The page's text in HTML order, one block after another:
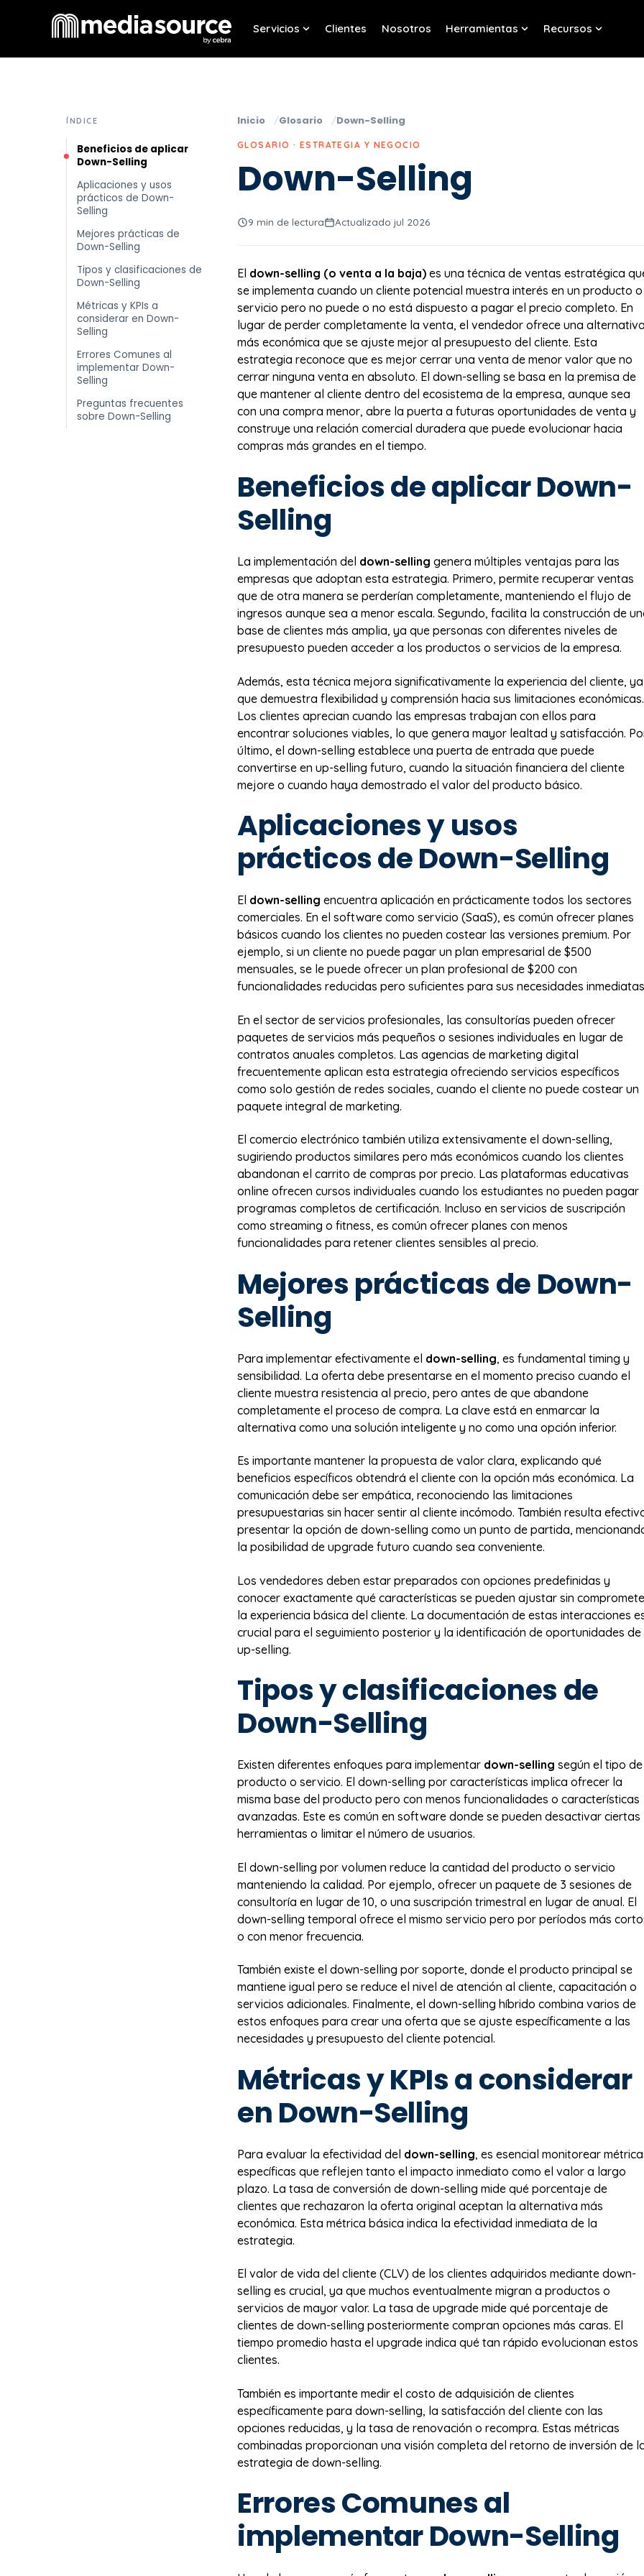
Servicios
Show submenu for Servicios
Clientes Nosotros Herramientas
Show submenu for
Recursos
ÍNDICE
Beneficios de aplicar
Down-Selling
Aplicaciones y usos
prácticos de Down-
Selling
Mejores prácticas de
Down-Selling
Tipos y clasificaciones de
Down-Selling
Métricas y KPIs a
considerar en Down-
Selling
Errores Comunes al
implementar Down-
Selling
Preguntas frecuentes
sobre Down-Selling
Inicio Glosario Down-Selling
GLOSARIO · ESTRATEGIA Y NEGOCIO
Down-Selling
9 min de lectura Actualizado jul 2026
El down-selling (o venta a la baja) es una técnica de ventas estratégica
se implementa cuando un cliente potencial muestra interés en un producto o
servicio pero no puede o no está dispuesto a pagar el precio completo. En
lugar de perder completamente la venta, el vendedor ofrece una
más económica que se ajuste mejor al presupuesto del cliente. Esta
estrategia reconoce que es mejor cerrar una venta de menor valor que no
cerrar ninguna venta en absoluto. El down-selling se basa en la premisa de
que mantener al cliente dentro del ecosistema de la empresa, aunque sea
con una compra menor, abre la puerta a futuras oportunidades de venta y
construye una relación comercial duradera que puede evolucionar hacia
compras más grandes en el tiempo.
Beneficios de aplicar Down-
Selling
La implementación del down-selling genera múltiples ventajas para las
empresas que adoptan esta estrategia. Primero, permite recuperar ventas
que de otra manera se perderían completamente, manteniendo el flujo de
ingresos aunque sea a menor escala. Segundo, facilita la construcción de
base de clientes más amplia, ya que personas con diferentes niveles de
presupuesto pueden acceder a los productos o servicios de la empresa.
Además, esta técnica mejora significativamente la experiencia del cliente, ya
que demuestra flexibilidad y comprensión hacia sus limitaciones económicas.
Los clientes aprecian cuando las empresas trabajan con ellos para
encontrar soluciones viables, lo que genera mayor lealtad y satisfacción.
último, el down-selling establece una puerta de entrada que puede
convertirse en up-selling futuro, cuando la situación financiera del cliente
mejore o cuando haya demostrado el valor del producto básico.
Aplicaciones y usos
prácticos de Down-Selling
El down-selling encuentra aplicación en prácticamente todos los sectores
comerciales. En el software como servicio (SaaS), es común ofrecer planes
básicos cuando los clientes no pueden costear las versiones premium. Por
ejemplo, si un cliente no puede pagar un plan empresarial de $500
mensuales, se le puede ofrecer un plan profesional de $200 con
funcionalidades reducidas pero suficientes para sus necesidades
En el sector de servicios profesionales, las consultorías pueden ofrecer
paquetes de servicios más pequeños o sesiones individuales en lugar de
contratos anuales completos. Las agencias de marketing digital
frecuentemente aplican esta estrategia ofreciendo servicios específicos
como solo gestión de redes sociales, cuando el cliente no puede costear un
paquete integral de marketing.
El comercio electrónico también utiliza extensivamente el down-selling,
sugiriendo productos similares pero más económicos cuando los clientes
abandonan el carrito de compras por precio. Las plataformas educativas
online ofrecen cursos individuales cuando los estudiantes no pueden pagar
programas completos de certificación. Incluso en servicios de suscripción
como streaming o fitness, es común ofrecer planes con menos
funcionalidades para retener clientes sensibles al precio.
Mejores prácticas de Down-
Selling
Para implementar efectivamente el down-selling, es fundamental timing y
sensibilidad. La oferta debe presentarse en el momento preciso cuando el
cliente muestra resistencia al precio, pero antes de que abandone
completamente el proceso de compra. La clave está en enmarcar la
alternativa como una solución inteligente y no como una opción inferior.
Es importante mantener la propuesta de valor clara, explicando qué
beneficios específicos obtendrá el cliente con la opción más económica. La
comunicación debe ser empática, reconociendo las limitaciones
presupuestarias sin hacer sentir al cliente incómodo. También resulta
presentar la opción de down-selling como un punto de partida,
la posibilidad de upgrade futuro cuando sea conveniente.
Los vendedores deben estar preparados con opciones predefinidas y
conocer exactamente qué características se pueden ajustar sin
la experiencia básica del cliente. La documentación de estas interacciones
crucial para el seguimiento posterior y la identificación de oportunidades de
up-selling.
Tipos y clasificaciones de
Down-Selling
Existen diferentes enfoques para implementar down-selling según el tipo de
producto o servicio. El down-selling por características implica ofrecer la
misma base del producto pero con menos funcionalidades o características
avanzadas. Este es común en software donde se pueden desactivar ciertas
herramientas o limitar el número de usuarios.
El down-selling por volumen reduce la cantidad del producto o servicio
manteniendo la calidad. Por ejemplo, ofrecer un paquete de 3 sesiones de
consultoría en lugar de 10, o una suscripción trimestral en lugar de anual. El
down-selling temporal ofrece el mismo servicio pero por períodos más
o con menor frecuencia.
También existe el down-selling por soporte, donde el producto principal se
mantiene igual pero se reduce el nivel de atención al cliente, capacitación o
servicios adicionales. Finalmente, el down-selling híbrido combina varios de
estos enfoques para crear una oferta que se ajuste específicamente a las
necesidades y presupuesto del cliente potencial.
Métricas y KPIs a considerar
en Down-Selling
Para evaluar la efectividad del down-selling, es esencial monitorear
específicas que reflejen tanto el impacto inmediato como el valor a largo
plazo. La tasa de conversión de down-selling mide qué porcentaje de
clientes que rechazaron la oferta original aceptan la alternativa más
económica. Esta métrica básica indica la efectividad inmediata de la
estrategia.
El valor de vida del cliente (CLV) de los clientes adquiridos mediante down-
selling es crucial, ya que muchos eventualmente migran a productos o
servicios de mayor valor. La tasa de upgrade mide qué porcentaje de
clientes de down-selling posteriormente compran opciones más caras. El
tiempo promedio hasta el upgrade indica qué tan rápido evolucionan estos
clientes.
También es importante medir el costo de adquisición de clientes
específicamente para down-selling, la satisfacción del cliente con las
opciones reducidas, y la tasa de renovación o recompra. Estas métricas
combinadas proporcionan una visión completa del retorno de inversión de
estrategia de down-selling.
Errores Comunes al
implementar Down-Selling